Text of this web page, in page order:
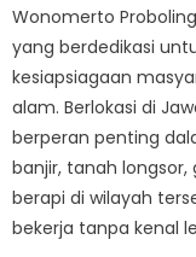
Wonomerto
yang berdedikasi
kesiapsiagaan
alam. Berlokasi di
berperan penting
banjir, tanah
berapi di wilayah
bekerja tanpa kenal